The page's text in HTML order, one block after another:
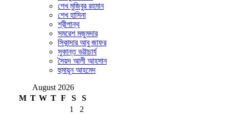
শেখ মুজিবুর রহমান
শেখ হাসিনা
শ্রীপান্থ
সমরেশ মজুমদার
সিকান্দার আবু জাফর
সুকান্ত ভট্টাচার্য
সৈয়দ আলী আহসান
হুমায়ূন আহমেদ
August 2026
M T W T F S
S
1
2